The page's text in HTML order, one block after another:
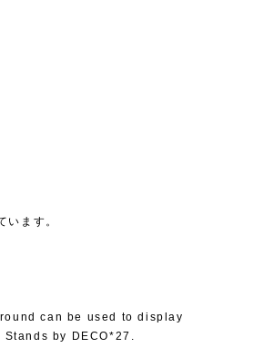
ます。
can be used to display
by DECO*27.